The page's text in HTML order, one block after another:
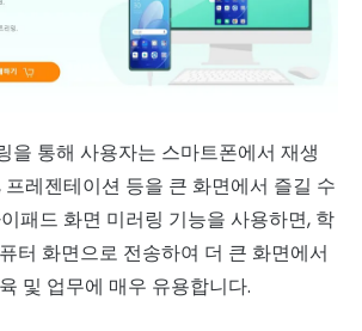
을 통해 사용자는 스마트폰에서 재생
프레젠테이션 등을 큰 화면에서 즐길 수
패드 화면 미러링 기능을 사용하면, 학
터 화면으로 전송하여 더 큰 화면에서
및 업무에 매우 유용합니다.